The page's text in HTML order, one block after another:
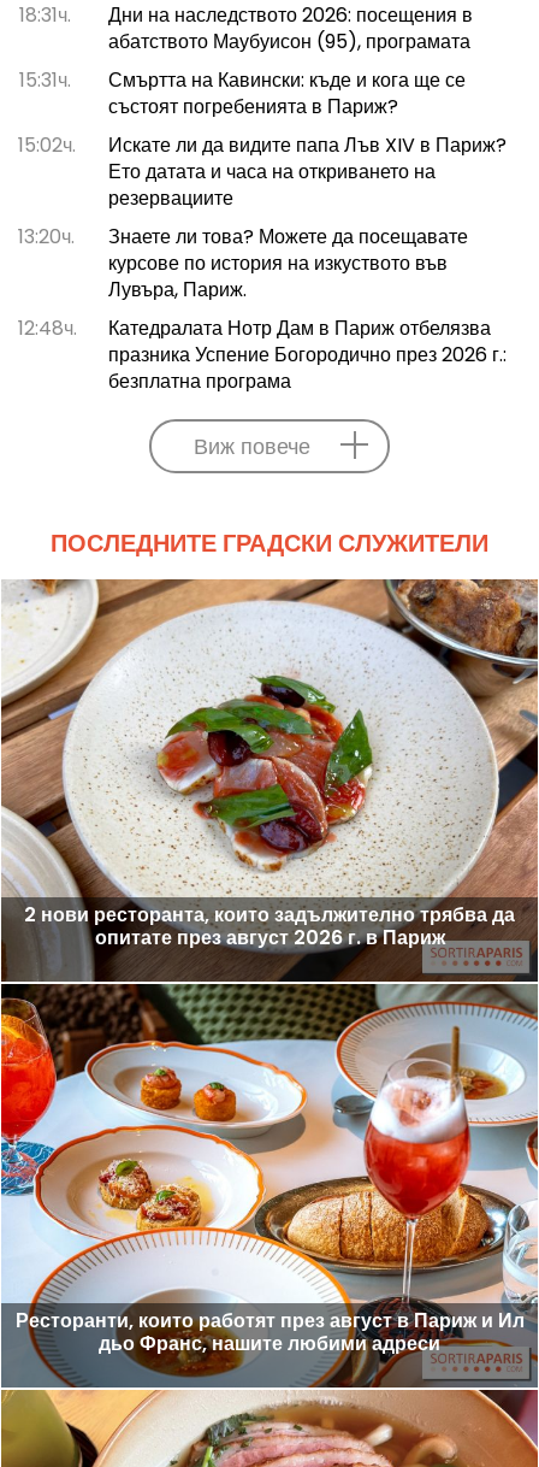
18:31ч.
Дни на наследството 2026: посещения в
абатството Маубуисон (95), програмата
15:31ч.
Смъртта на Кавински: къде и кога ще се
състоят погребенията в Париж?
15:02ч.
Искате ли да видите папа Лъв XIV в Париж?
Ето датата и часа на откриването на
резервациите
13:20ч.
Знаете ли това? Можете да посещавате
курсове по история на изкуството във
Лувъра, Париж.
12:48ч.
Катедралата Нотр Дам в Париж отбелязва
празника Успение Богородично през 2026 г.:
безплатна програма
Виж повече
ПОСЛЕДНИТЕ ГРАДСКИ СЛУЖИТЕЛИ
2 нови ресторанта, които задължително трябва да
опитате през август 2026 г. в Париж
Ресторанти, които работят през август в Париж и Ил
дьо Франс, нашите любими адреси